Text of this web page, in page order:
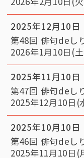
2025年12月10日
第48回 俳句deし
2026年1月10日(
2025年11月10日
第47回 俳句deし
2025年12月10日(
2025年10月10日
第46回 俳句deし
2025年11月10日(